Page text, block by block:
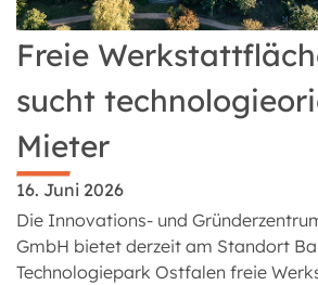
Freie
sucht
Mieter
16. Juni 2026
Die Innovations- und
GmbH bietet derzeit am Standort
Technologiepark Ostfalen freie